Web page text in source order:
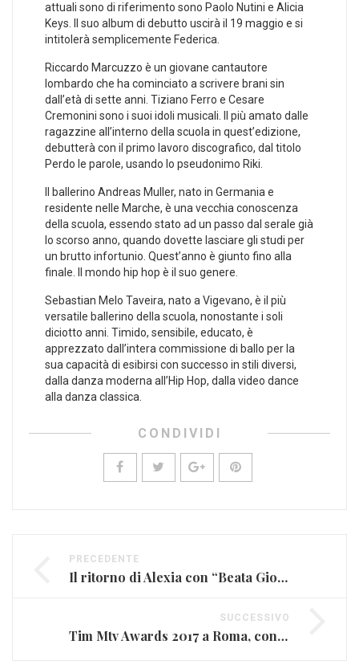
attuali sono di riferimento sono Paolo Nutini e Alicia
Keys. Il suo album di debutto uscirà il 19 maggio e si
intitolerà semplicemente Federica.
Riccardo Marcuzzo è un giovane cantautore
lombardo che ha cominciato a scrivere brani sin
dall’età di sette anni. Tiziano Ferro e Cesare
Cremonini sono i suoi idoli musicali. Il più amato dalle
ragazzine all’interno della scuola in quest’edizione,
debutterà con il primo lavoro discografico, dal titolo
Perdo le parole, usando lo pseudonimo Riki.
Il ballerino Andreas Muller, nato in Germania e
residente nelle Marche, è una vecchia conoscenza
della scuola, essendo stato ad un passo dal serale già
lo scorso anno, quando dovette lasciare gli studi per
un brutto infortunio. Quest’anno è giunto fino alla
finale. Il mondo hip hop è il suo genere.
Sebastian Melo Taveira, nato a Vigevano, è il più
versatile ballerino della scuola, nonostante i soli
diciotto anni. Timido, sensibile, educato, è
apprezzato dall’intera commissione di ballo per la
sua capacità di esibirsi con successo in stili diversi,
dalla danza moderna all’Hip Hop, dalla video dance
alla danza classica.
CONDIVIDI
PRECEDENTE
Il ritorno di Alexia con “Beata Gioventù”
SUCCESSIVO
Tim Mtv Awards 2017 a Roma, conduce Francesco Gabbani